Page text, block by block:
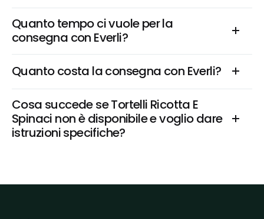
Quanto tempo ci vuole per la
consegna con Everli?
Quanto costa la consegna con Everli?
Cosa succede se Tortelli Ricotta E
Spinaci non è disponibile e voglio dare
istruzioni specifiche?